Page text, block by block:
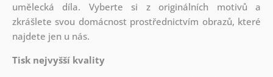
umělecká díla. Vyberte si z originálních motivů a
zkrášlete svou domácnost prostřednictvím obrazů, které
najdete jen u nás.
Tisk nejvyšší kvality